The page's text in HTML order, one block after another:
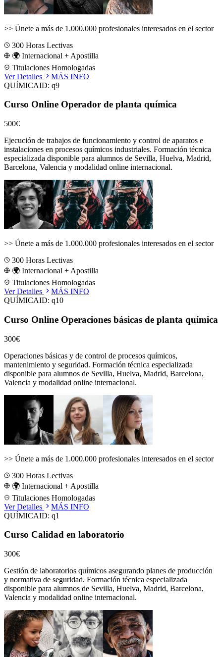
>> Únete a más de 1.000.000 profesionales interesados en el sector
300 Horas Lectivas
🌍 Internacional + Apostilla
Titulaciones Homologadas
Ver Detalles
MÁS INFO
QUÍMICAID: q9
Curso Online Operador de planta química
500€
Ejecución de trabajos de funcionamiento y control de aparatos e
instalaciones en procesos químicos industriales. Formación técnica
especializada disponible para alumnos de Sevilla, Huelva, Madrid,
Barcelona, Valencia y modalidad online internacional.
>> Únete a más de 1.000.000 profesionales interesados en el sector
300 Horas Lectivas
🌍 Internacional + Apostilla
Titulaciones Homologadas
Ver Detalles
MÁS INFO
QUÍMICAID: q10
Curso Online Operaciones básicas de planta química
300€
Operaciones básicas y de control de procesos químicos,
mantenimiento y seguridad. Formación técnica especializada
disponible para alumnos de Sevilla, Huelva, Madrid, Barcelona,
Valencia y modalidad online internacional.
>> Únete a más de 1.000.000 profesionales interesados en el sector
300 Horas Lectivas
🌍 Internacional + Apostilla
Titulaciones Homologadas
Ver Detalles
MÁS INFO
QUÍMICAID: q1
Curso Calidad en laboratorio
300€
Gestión de laboratorios químicos asegurando planes de producción
y normativa de seguridad. Formación técnica especializada
disponible para alumnos de Sevilla, Huelva, Madrid, Barcelona,
Valencia y modalidad online internacional.